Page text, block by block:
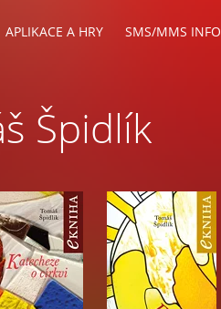
APLIKACE A HRY SMS/MMS INFO
Špidlík